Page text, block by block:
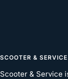
SCOOTER & SERVICE
Scooter & Service